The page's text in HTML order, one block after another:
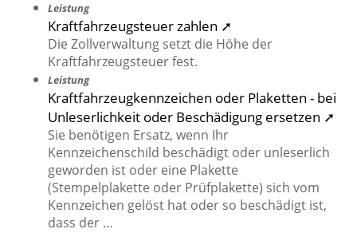
Leistung
Kraftfahrzeugsteuer zahlen ➚
Die Zollverwaltung setzt die Höhe der
Kraftfahrzeugsteuer fest.
Leistung
Kraftfahrzeugkennzeichen oder Plaketten - bei
Unleserlichkeit oder Beschädigung ersetzen ➚
Sie benötigen Ersatz, wenn Ihr
Kennzeichenschild beschädigt oder unleserlich
geworden ist oder eine Plakette
(Stempelplakette oder Prüfplakette) sich vom
Kennzeichen gelöst hat oder so beschädigt ist,
dass der …